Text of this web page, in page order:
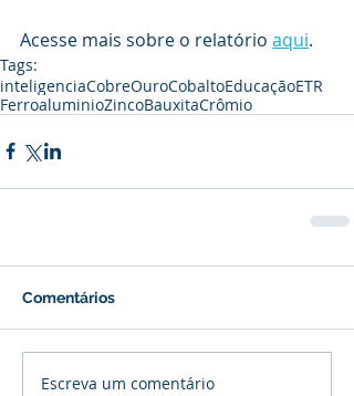
Acesse mais sobre o relatório aqui.
Tags:
inteligenciaCobreOuroCobaltoEducaçãoETR
FerroaluminioZincoBauxitaCrômio
Comentários
Escreva um comentário